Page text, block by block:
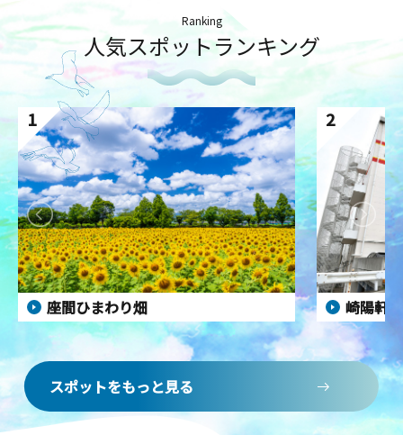
Ranking
人気スポットランキング
スポットをもっと見る
1
座間ひまわり畑
2
崎陽軒